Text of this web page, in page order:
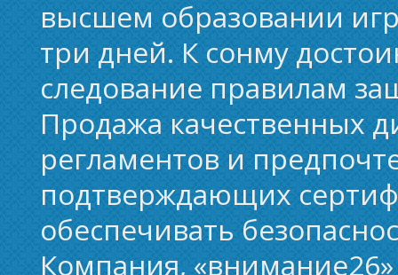
высшем образовании
три дней. К сонму
следование правилам
Продажа качественных
регламентов и
подтверждающих
обеспечивать
Компания,